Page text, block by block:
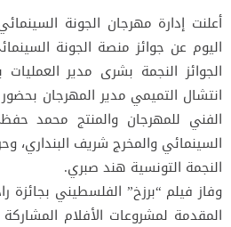
أعلنت إدارة مهرجان الجونة
اليوم عن جوائز منصة الجونة
الجوائز النجمة بشرى مدير
انتشال التميمي مدير المهرجان
الفني للمهرجان والمنتج محمد
السينمائي والمخرج شريف البنداري،
النجمة التونسية هند صبري.
المقدمة لمشروعات الأفلام